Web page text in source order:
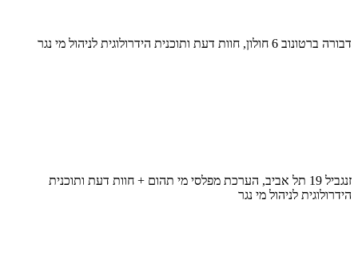
דבורה ברטונוב 6 חולון, חוות דעת ותוכנית הידרולוגית לניהול מי נגר
זנגביל 19 תל אביב, הערכת מפלסי מי תהום + חוות דעת ותוכנית
הידרולוגית לניהול מי נגר